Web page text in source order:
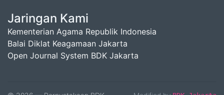
Jaringan Kami
Kementerian Agama Republik Indonesia
Balai Diklat Keagamaan Jakarta
Open Journal System BDK Jakarta